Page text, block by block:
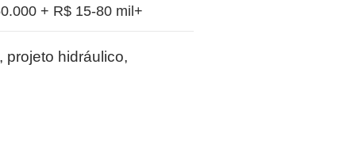
+ R$ 15-80 mil+
projeto hidráulico,